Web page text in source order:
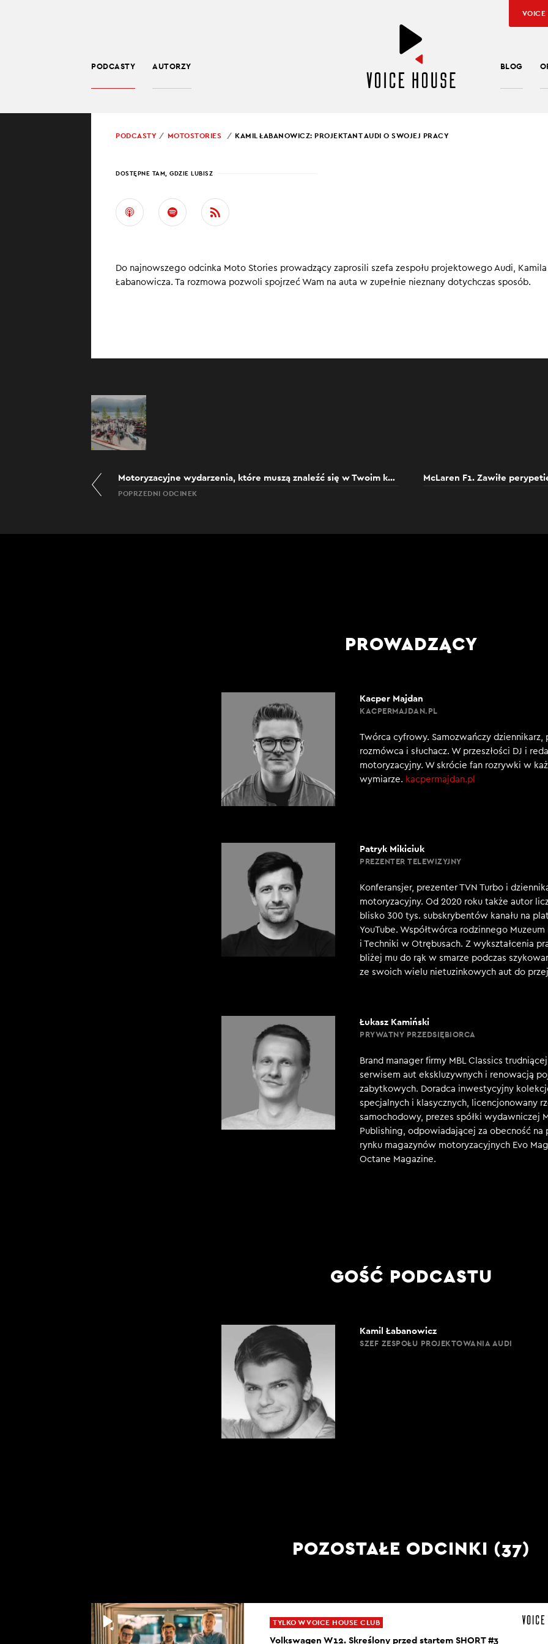
PODCASTY AUTORZY BLOG
VOICE
PROWADZĄCY:
KAMIL ŁABANOWICZ:
PROJEKTANT AUDI O SWOJEJ
Wprawdzie nasza rodzima motoryzacja właściwie nie istnieje, ale Polacy w
PODCASTY
MOTOSTORIES KAMIL ŁABANOWICZ: PROJEKTANT AUDI O SWOJEJ PRACY
DOSTĘPNE TAM, GDZIE LUBISZ
Do najnowszego odcinka Moto Stories prowadzący zaprosili szefa zespołu projektowego Audi, Kamila
Łabanowicza. Ta rozmowa pozwoli spojrzeć Wam na auta w zupełnie nieznany dotychczas sposób.
Motoryzacyjne wydarzenia, które muszą znaleźć się w Twoim kalendarzu
POPRZEDNI ODCINEK
PROWADZĄCY
Kacper Majdan
KACPERMAJDAN.PL
Twórca cyfrowy. Samozwańczy dziennikarz,
rozmówca i słuchacz. W przeszłości DJ i
motoryzacyjny. W skrócie fan rozrywki w
wymiarze. kacpermajdan.pl
Patryk Mikiciuk
PREZENTER TELEWIZYJNY
Konferansjer, prezenter TVN Turbo i
motoryzacyjny. Od 2020 roku także autor
blisko 300 tys. subskrybentów kanału na
YouTube. Współtwórca rodzinnego
i Techniki w Otrębusach. Z wykształcenia
bliżej mu do rąk w smarze podczas
ze swoich wielu nietuzinkowych aut do
Łukasz Kamiński
PRYWATNY PRZEDSIĘBIORCA
Brand manager firmy MBL Classics
serwisem aut ekskluzywnych i renowacją
zabytkowych. Doradca inwestycyjny
specjalnych i klasycznych, licencjonowany
samochodowy, prezes spółki wydawniczej
Publishing, odpowiadającej za obecność na
rynku magazynów motoryzacyjnych Evo
Octane Magazine.
GOŚĆ PODCASTU
Kamil Łabanowicz
SZEF ZESPOŁU PROJEKTOWANIA AUDI
POZOSTAŁE ODCINKI (37)
TYLKO W VOICE HOUSE CLUB
Volkswagen W12. Skreślony przed startem SHORT #3